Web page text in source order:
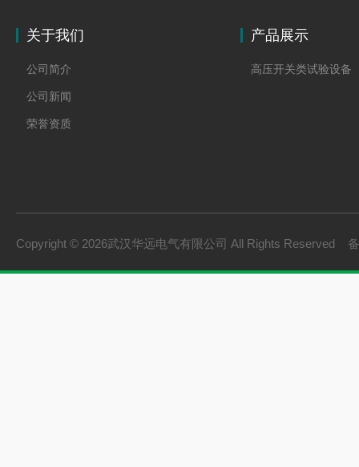
关于我们
公司简介
公司新闻
荣誉资质
产品展示
高压开关类试验设备
Copyright © 2026武汉华远电气有限公司 All Rights Reserved